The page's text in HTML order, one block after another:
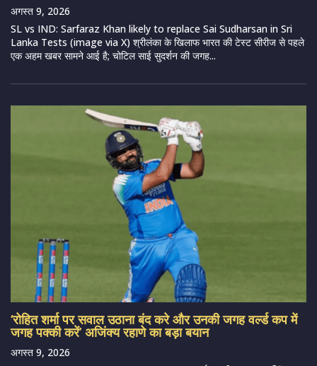
अगस्त 9, 2026
SL vs IND: Sarfaraz Khan likely to replace Sai Sudharsan in Sri
Lanka Tests (image via X) श्रीलंका के खिलाफ भारत की टेस्ट सीरीज से पहले
एक अहम खबर सामने आई है; चोटिल साई सुदर्शन की जगह...
‘रोहित शर्मा पर सवाल उठाना बंद करे और उनकी जगह वर्ल्ड कप में
जगह पक्की करें’ अजिंक्य रहाणे का बड़ा बयान
अगस्त 9, 2026